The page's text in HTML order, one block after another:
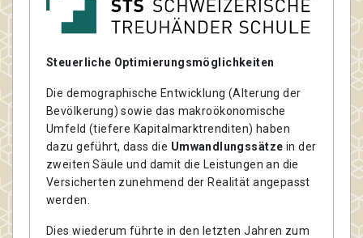
Steuerliche Optimierungsmöglichkeiten
Die demographische Entwicklung (Alterung der
Bevölkerung) sowie das makroökonomische
Umfeld (tiefere Kapitalmarktrenditen) haben
dazu geführt, dass die Umwandlungssätze in der
zweiten Säule und damit die Leistungen an die
Versicherten zunehmend der Realität angepasst
werden.
Dies wiederum führte in den letzten Jahren zum